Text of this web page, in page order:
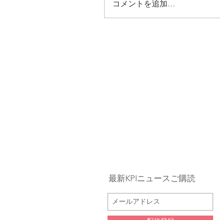
コメントを追加…
最新KPIニュースご購読